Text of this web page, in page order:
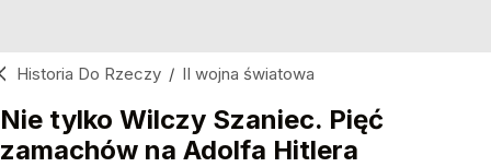
Historia Do Rzeczy / II wojna światowa
Nie tylko Wilczy Szaniec. Pięć
zamachów na Adolfa Hitlera